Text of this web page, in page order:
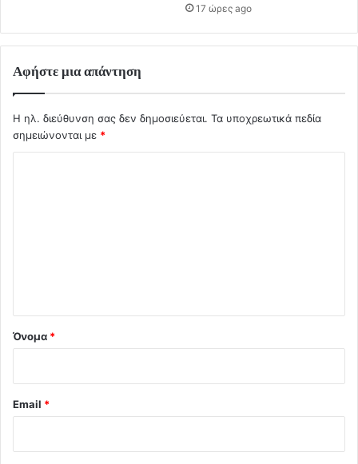
17 ώρες ago
Αφήστε μια απάντηση
Η ηλ. διεύθυνση σας δεν δημοσιεύεται. Τα υποχρεωτικά πεδία
σημειώνονται με *
Όνομα *
Email *